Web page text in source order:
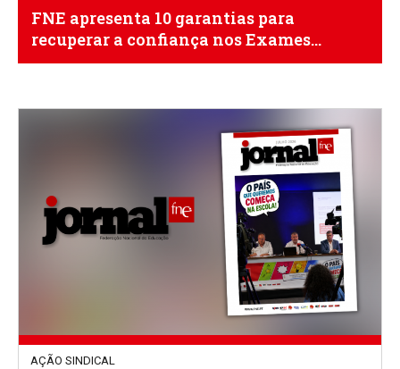
FNE apresenta 10 garantias para
recuperar a confiança nos Exames
Nacionais de 2027
AÇÃO SINDICAL